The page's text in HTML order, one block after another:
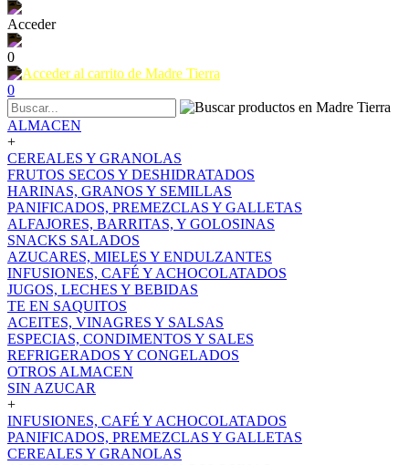
Acceder
0
0
ALMACEN
+
CEREALES Y GRANOLAS
FRUTOS SECOS Y DESHIDRATADOS
HARINAS, GRANOS Y SEMILLAS
PANIFICADOS, PREMEZCLAS Y GALLETAS
ALFAJORES, BARRITAS, Y GOLOSINAS
SNACKS SALADOS
AZUCARES, MIELES Y ENDULZANTES
INFUSIONES, CAFÉ Y ACHOCOLATADOS
JUGOS, LECHES Y BEBIDAS
TE EN SAQUITOS
ACEITES, VINAGRES Y SALSAS
ESPECIAS, CONDIMENTOS Y SALES
REFRIGERADOS Y CONGELADOS
OTROS ALMACEN
SIN AZUCAR
+
INFUSIONES, CAFÉ Y ACHOCOLATADOS
PANIFICADOS, PREMEZCLAS Y GALLETAS
CEREALES Y GRANOLAS